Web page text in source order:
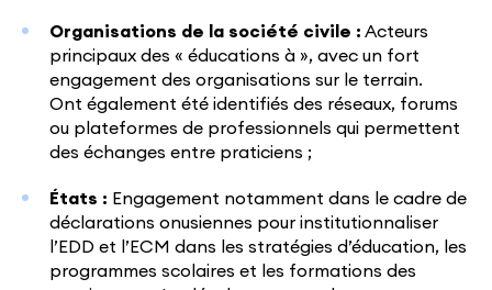
Organisations de la société civile : Acteurs
principaux des « éducations à », avec un fort
engagement des organisations sur le terrain. ​
Ont également été identifiés des réseaux, forums
ou plateformes de professionnels qui permettent
des échanges entre praticiens ;
États : Engagement notamment dans le cadre de
déclarations onusiennes pour institutionnaliser
l’EDD et l’ECM dans les stratégies d’éducation, les
programmes scolaires et les formations des